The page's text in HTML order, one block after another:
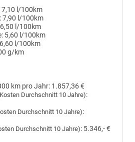
7,10 l/100km
7,90 l/100km
6,50 l/100km
5,60 l/100km
6,60 l/100km
g/km
km pro Jahr: 1.857,36 €
Durchschnitt 10 Jahre):
Durchschnitt 10 Jahre):
Durchschnitt 10 Jahre): 5.346,- €